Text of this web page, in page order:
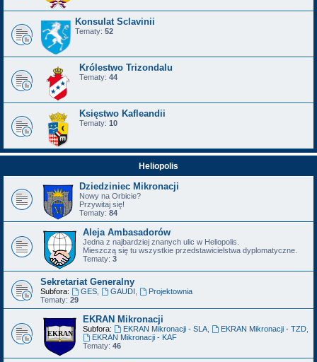
Konsulat Sclavinii
Tematy: 52
Królestwo Trizondalu
Tematy: 44
Księstwo Kafleandii
Tematy: 10
Heliopolis
Dziedziniec Mikronacji
Nowy na Orbicie?
Przywitaj się!
Tematy: 84
Aleja Ambasadorów
Jedna z najbardziej znanych ulic w Heliopolis.
Mieszczą się tu wszystkie przedstawicielstwa dyplomatyczne.
Tematy: 3
Sekretariat Generalny
Subfora: GES, GAUDI
Projektownia
Tematy: 29
EKRAN Mikronacji
Subfora: EKRAN Mikronacji - SLA, EKRAN Mikronacji - TZD,
EKRAN Mikronacji - KAF
Tematy: 46